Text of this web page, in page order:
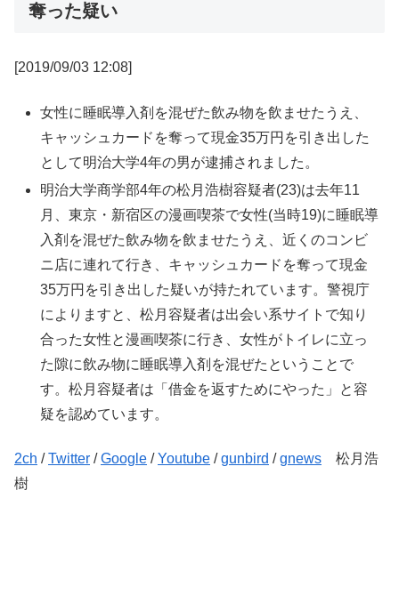
奪った疑い
[2019/09/03 12:08]
女性に睡眠導入剤を混ぜた飲み物を飲ませたうえ、
キャッシュカードを奪って現金35万円を引き出した
として明治大学4年の男が逮捕されました。
明治大学商学部4年の松月浩樹容疑者(23)は去年11
月、東京・新宿区の漫画喫茶で女性(当時19)に睡眠導
入剤を混ぜた飲み物を飲ませたうえ、近くのコンビ
ニ店に連れて行き、キャッシュカードを奪って現金
35万円を引き出した疑いが持たれています。警視庁
によりますと、松月容疑者は出会い系サイトで知り
合った女性と漫画喫茶に行き、女性がトイレに立っ
た隙に飲み物に睡眠導入剤を混ぜたということで
す。松月容疑者は「借金を返すためにやった」と容
疑を認めています。
2ch /Twitter /Google /Youtube /gunbird /gnews 松月浩
樹